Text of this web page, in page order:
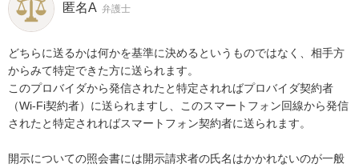
匿名A 弁護士
どちらに送るかは何かを基準に決めるというものではなく、相手方
からみて特定できた方に送られます。
このプロバイダから発信されたと特定されればプロバイダ契約者
（Wi-Fi契約者）に送られますし、このスマートフォン回線から発信
されたと特定されればスマートフォン契約者に送られます。
開示についての照会書には開示請求者の氏名はかかれないのが一般